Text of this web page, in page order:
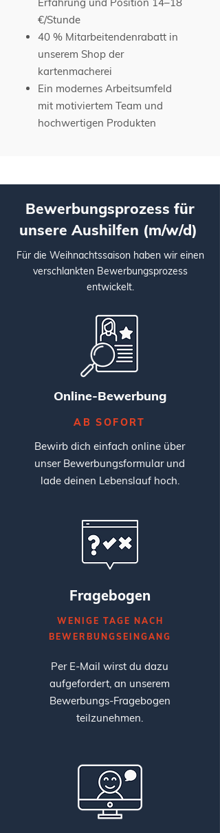
€/Stunde
40 % Mitarbeitendenrabatt in
unserem Shop der
kartenmacherei
Ein modernes Arbeitsumfeld
mit motiviertem Team und
hochwertigen Produkten
Bewerbungsprozess für
unsere Aushilfen (m/w/d)
Für die Weihnachtssaison haben wir einen
verschlankten Bewerbungsprozess
entwickelt.
Online-Bewerbung
AB SOFORT
Bewirb dich einfach online über
unser Bewerbungsformular und
lade deinen Lebenslauf hoch.
Fragebogen
WENIGE TAGE NACH
BEWERBUNGSEINGANG
Per E-Mail wirst du dazu
aufgefordert, an unserem
Bewerbungs-Fragebogen
teilzunehmen.